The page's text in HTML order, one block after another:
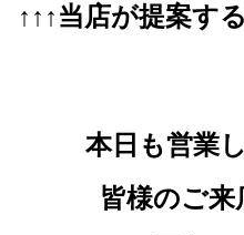
↑↑↑当店が提案す
本日も営業
皆様のご